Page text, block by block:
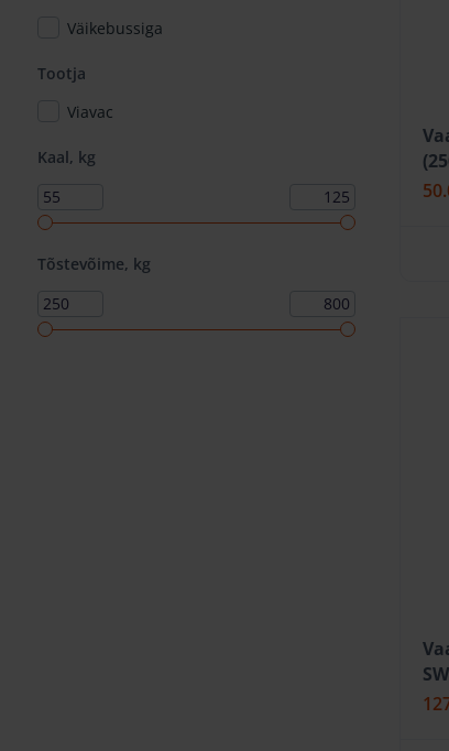
Väikebussiga
Tootja
Viavac
Kaal, kg
Tõstevõime, kg